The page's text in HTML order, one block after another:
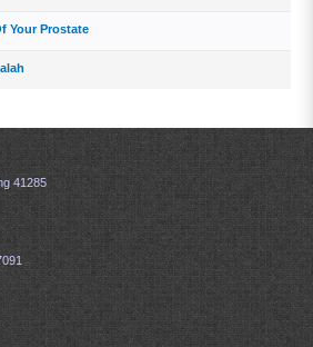
Your Prostate
41285